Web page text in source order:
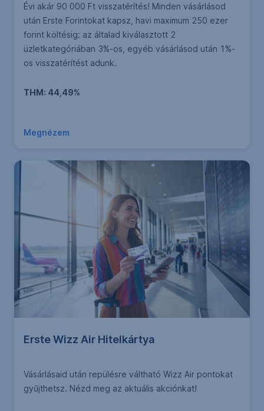
Évi akár 90 000 Ft visszatérítés! Minden vásárlásod
után Erste Forintokat kapsz, havi maximum 250 ezer
forint költésig: az általad kiválasztott 2
üzletkategóriában 3%-os, egyéb vásárlásod után 1%-
os visszatérítést adunk.
THM: 44,49%
Megnézem
Erste Wizz Air Hitelkártya
Vásárlásaid után repülésre váltható Wizz Air pontokat
gyűjthetsz. Nézd meg az aktuális akciónkat!